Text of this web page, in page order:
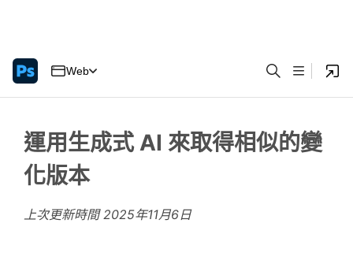
Web
運用生成式 AI 來取得相似的變
化版本
上次更新時間2025年11月6日